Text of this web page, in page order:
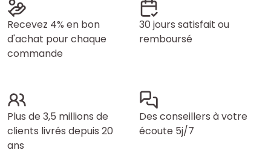
Recevez 4% en bon
d'achat pour chaque
commande
30 jours satisfait ou
remboursé
Plus de 3,5 millions de
clients livrés depuis 20
ans
Des conseillers à votre
écoute 5j/7